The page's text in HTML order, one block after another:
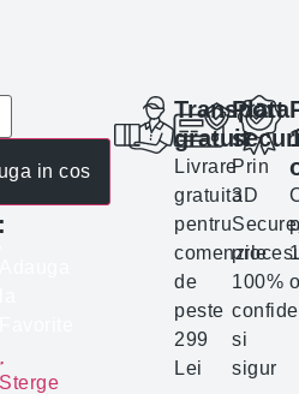
in cos
Sterge
Transport
gratuit
Livrare
gratuita
pentru
comenzile
de
peste
299
Lei
Plata
Prin
3D
100%
si
sigur